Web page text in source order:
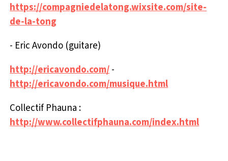
https://compagniedelatong.wixsite.com/site-
de-la-tong
- Eric Avondo (guitare)
http://ericavondo.com/-
http://ericavondo.com/musique.html
Collectif Phauna :
http://www.collectifphauna.com/index.html